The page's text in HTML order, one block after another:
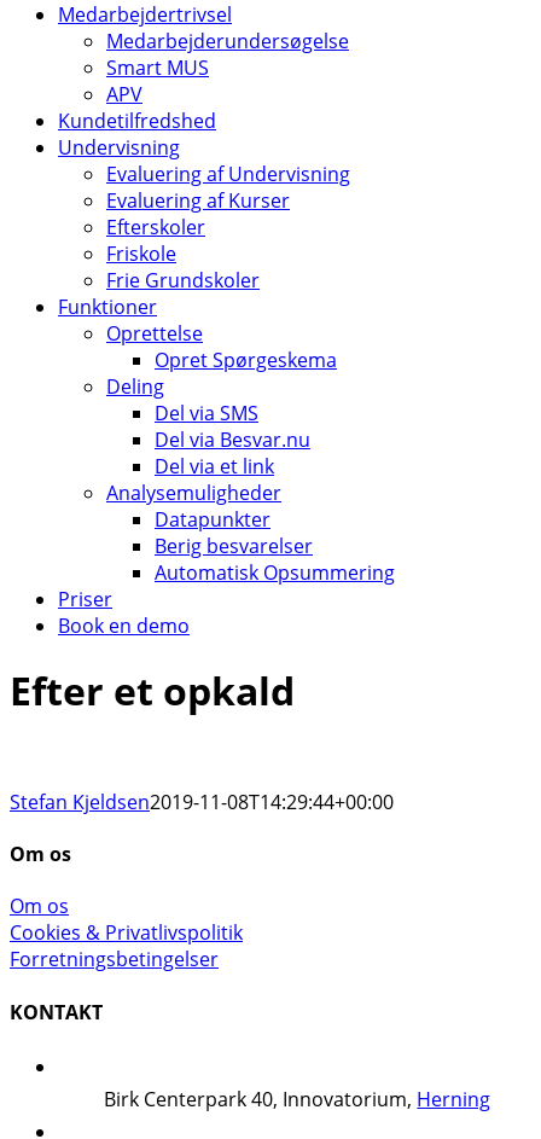
Medarbejdertrivsel
Medarbejderundersøgelse
Smart MUS
APV
Kundetilfredshed
Undervisning
Evaluering af Undervisning
Evaluering af Kurser
Efterskoler
Friskole
Frie Grundskoler
Funktioner
Oprettelse
Opret Spørgeskema
Deling
Del via SMS
Del via Besvar.nu
Del via et link
Analysemuligheder
Datapunkter
Berig besvarelser
Automatisk Opsummering
Priser
Book en demo
Efter et opkald
Stefan Kjeldsen2019-11-08T14:29:44+00:00
Om os
Om os
Cookies & Privatlivspolitik
Forretningsbetingelser
KONTAKT
Birk Centerpark 40, Innovatorium, Herning